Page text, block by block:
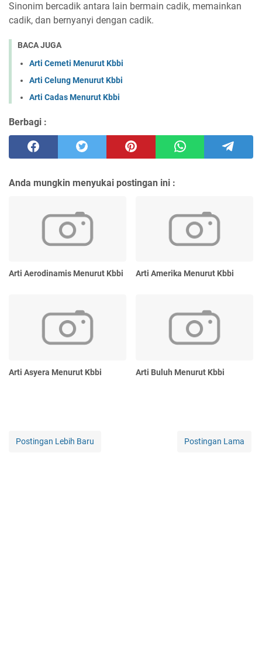
Sinonim bercadik antara lain bermain cadik, memainkan
cadik, dan bernyanyi dengan cadik.
BACA JUGA
Arti Cemeti Menurut Kbbi
Arti Celung Menurut Kbbi
Arti Cadas Menurut Kbbi
Berbagi :
Anda mungkin menyukai postingan ini :
Arti Aerodinamis Menurut Kbbi Arti Amerika Menurut Kbbi
Arti Asyera Menurut Kbbi Arti Buluh Menurut Kbbi
Postingan Lebih Baru Postingan Lama